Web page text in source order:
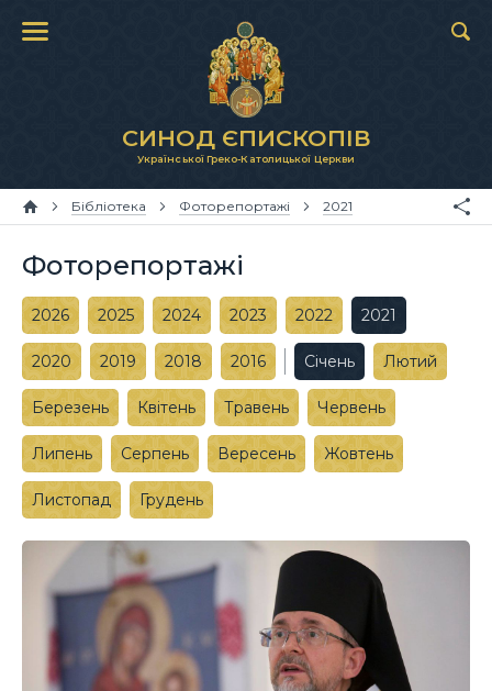
СИНОД ЄПИСКОПІВ
Української Греко-Католицької Церкви
Бібліотека Фоторепортажі 2021
Фоторепортажі
2026 2025 2024 2023 2022 2021
2020 2019 2018 2016 Січень Лютий
Березень Квітень Травень Червень
Липень Серпень Вересень Жовтень
Листопад Грудень